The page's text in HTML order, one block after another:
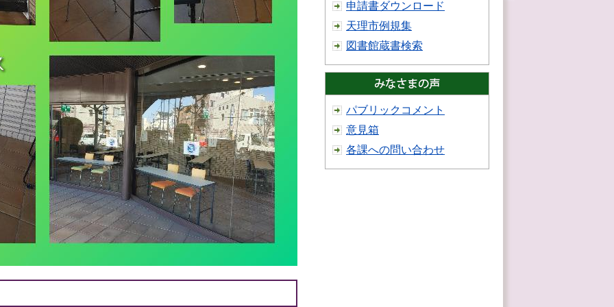
申請書ダウンロード
天理市例規集
図書館蔵書検索
パブリックコメント
意見箱
各課への問い合わせ